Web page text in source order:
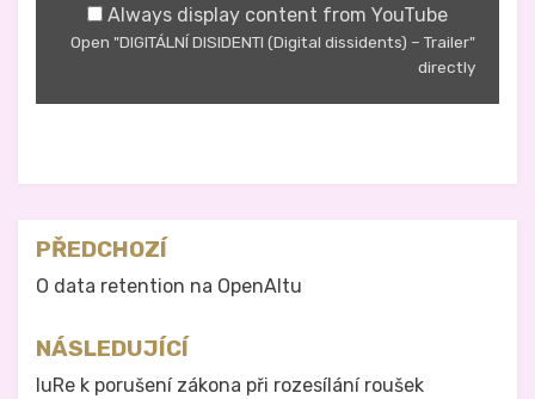
Always display content from YouTube
Open "DIGITÁLNÍ DISIDENTI (Digital dissidents) – Trailer"
directly
Navigace
pro
příspěvek
PŘEDCHOZÍ
O data retention na OpenAltu
NÁSLEDUJÍCÍ
IuRe k porušení zákona při rozesílání roušek